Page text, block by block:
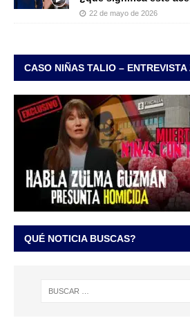
22 de mayo de 2026
CASO NIÑAS TALIO –
QUÉ NOTICIA BUSCAS?